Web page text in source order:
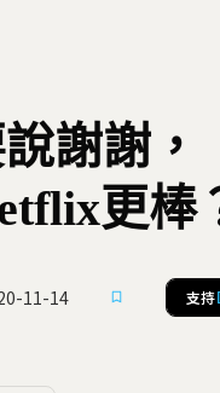
謝謝
更棒
11-14 支持